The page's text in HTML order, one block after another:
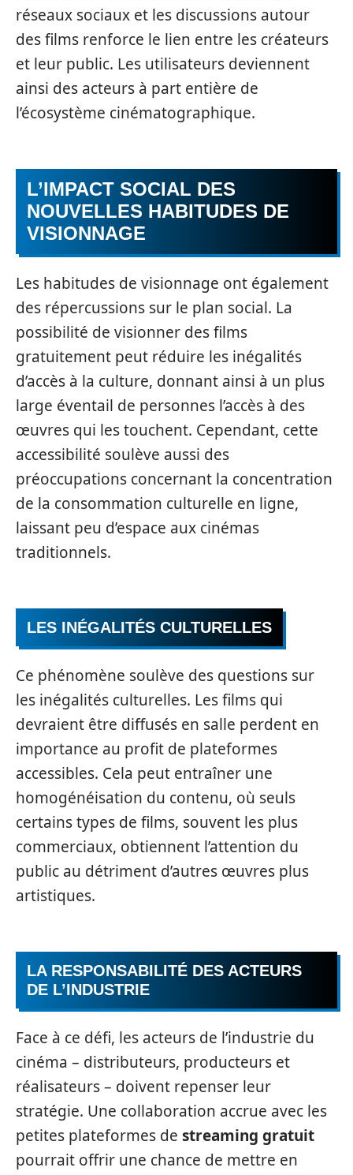
réseaux sociaux et les discussions autour
des films renforce le lien entre les créateurs
et leur public. Les utilisateurs deviennent
ainsi des acteurs à part entière de
l’écosystème cinématographique.
L’IMPACT SOCIAL DES
NOUVELLES HABITUDES DE
VISIONNAGE
Les habitudes de visionnage ont également
des répercussions sur le plan social. La
possibilité de visionner des films
gratuitement peut réduire les inégalités
d’accès à la culture, donnant ainsi à un plus
large éventail de personnes l’accès à des
œuvres qui les touchent. Cependant, cette
accessibilité soulève aussi des
préoccupations concernant la concentration
de la consommation culturelle en ligne,
laissant peu d’espace aux cinémas
traditionnels.
LES INÉGALITÉS CULTURELLES
Ce phénomène soulève des questions sur
les inégalités culturelles. Les films qui
devraient être diffusés en salle perdent en
importance au profit de plateformes
accessibles. Cela peut entraîner une
homogénéisation du contenu, où seuls
certains types de films, souvent les plus
commerciaux, obtiennent l’attention du
public au détriment d’autres œuvres plus
artistiques.
LA RESPONSABILITÉ DES ACTEURS
DE L’INDUSTRIE
Face à ce défi, les acteurs de l’industrie du
cinéma – distributeurs, producteurs et
réalisateurs – doivent repenser leur
stratégie. Une collaboration accrue avec les
petites plateformes de streaming gratuit
pourrait offrir une chance de mettre en